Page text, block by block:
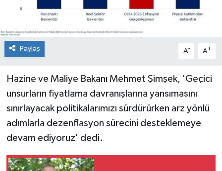
Paylaş A- A+
Hazine ve Maliye Bakanı Mehmet Şimşek, 'Geçici
unsurların fiyatlama davranışlarına yansımasını
sınırlayacak politikalarımızı sürdürürken arz yönlü
adımlarla dezenflasyon sürecini desteklemeye
devam ediyoruz' dedi.